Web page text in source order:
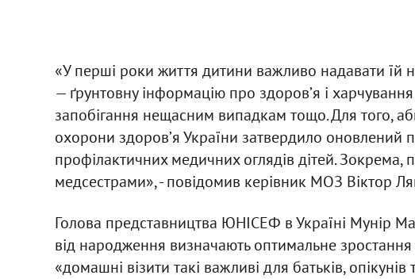
«У перші роки життя дитини важливо надавати їй
— ґрунтовну інформацію про здоровʼя і харчування
запобігання нещасним випадкам тощо. Для того,
охорони здоровʼя України затвердило оновлений
профілактичних медичних оглядів дітей. Зокрема,
медсестрами», - повідомив керівник МОЗ Віктор
Голова представництва ЮНІСЕФ в Україні Мунір
від народження визначають оптимальне
«домашні візити такі важливі для батьків, опікунів